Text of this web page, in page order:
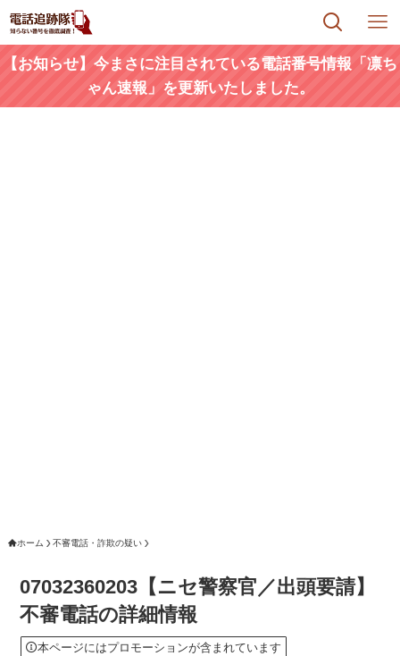
【お知らせ】今まさに注目されている電話番号情報「凛ち
ゃん速報」を更新いたしました。
ホーム 不審電話・詐欺の疑い
07032360203【ニセ警察官／出頭要請】
不審電話の詳細情報
本ページにはプロモーションが含まれています